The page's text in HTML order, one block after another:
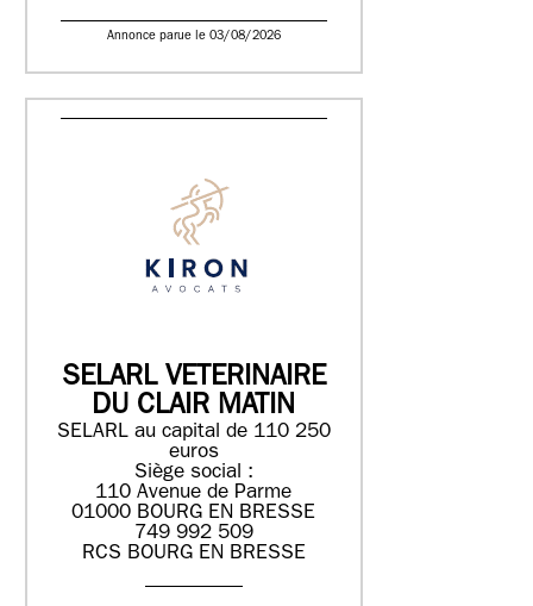
Annonce parue le 03/08/2026
SELARL VETERINAIRE
DU CLAIR MATIN
SELARL au capital de 110 250
euros
Siège social :
110 Avenue de Parme
01000 BOURG EN BRESSE
749 992 509
RCS BOURG EN BRESSE